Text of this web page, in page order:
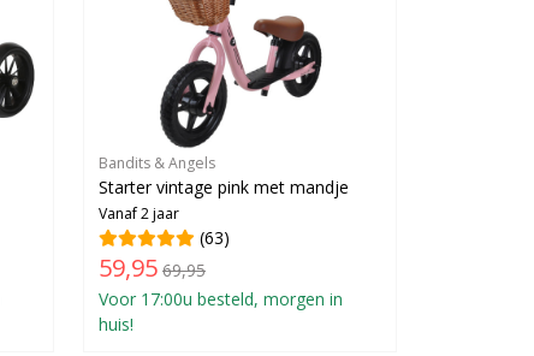
Bandits & Angels
Starter vintage pink met mandje
Vanaf 2 jaar
(63)
59,95 69,95
Voor 17:00u besteld, morgen in
huis!